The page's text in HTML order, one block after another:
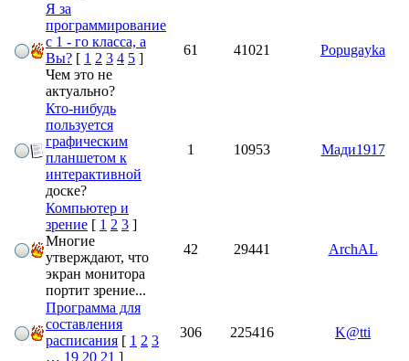
Я за
программирование
с 1 - го класса, а
Вы? [ 1 2 3 4 5 ]
Чем это не
актуально?
61 41021 Popugayka
Кто-нибудь
пользуется
графическим
планшетом к
интерактивной
доске?
1 10953 Мади1917
Компьютер и
зрение [ 1 2 3 ]
Многие
утверждают, что
экран монитора
портит зрение...
42 29441 ArchAL
Программа для
составления
расписания [ 1 2 3
… 19 20 21 ]
306 225416 K@tti